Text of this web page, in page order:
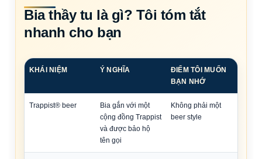
Bia thầy tu là gì? Tôi tóm tắt
nhanh cho bạn
KHÁI NIỆM Ý NGHĨA
ĐIỂM TÔI MUỐN
BẠN NHỚ
Trappist® beer
Bia gắn với một
cộng đồng Trappist
và được bảo hộ
tên gọi
Không phải một
beer style